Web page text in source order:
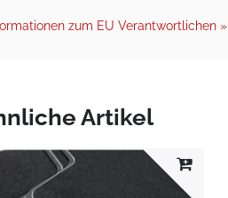
zum EU Verantwortlichen »
Artikel